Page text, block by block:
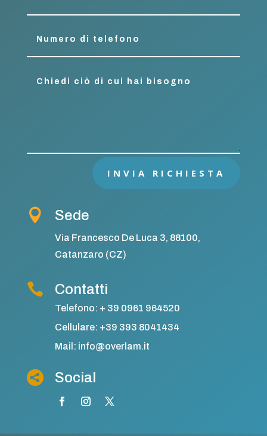
INVIA RICHIESTA
 Sede
Via Francesco De Luca 3, 88100,
Catanzaro (CZ)
 Contatti
Telefono: + 39 0961 964520
Cellulare: +39 393 8041434
Mail: info@overlam.it
 Social